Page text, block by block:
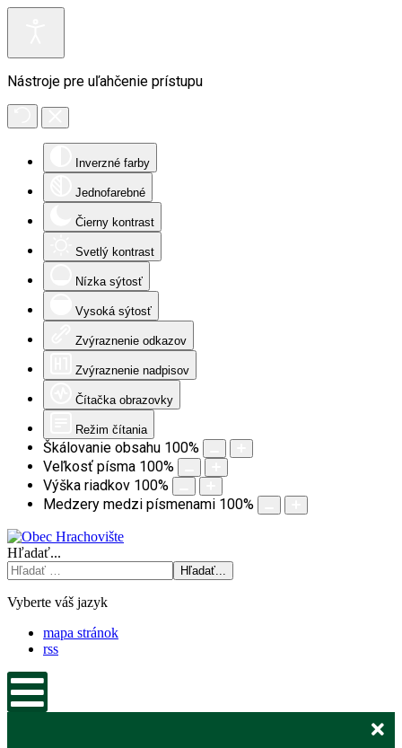
Nástroje pre uľahčenie prístupu
Inverzné farby
Jednofarebné
Čierny kontrast
Svetlý kontrast
Nízka sýtosť
Vysoká sýtosť
Zvýraznenie odkazov
Zvýraznenie nadpisov
Čítačka obrazovky
Režim čítania
Škálovanie obsahu 100%
Veľkosť písma 100%
Výška riadkov 100%
Medzery medzi písmenami 100%
Hľadať...
Hľadať...
Vyberte váš jazyk
mapa stránok
rss